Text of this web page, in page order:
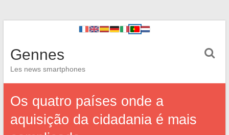
Gennes
Les news smartphones
Os quatro países onde a
aquisição da cidadania é mais